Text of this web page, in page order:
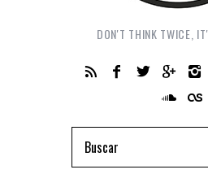
DON'T THINK TWICE,